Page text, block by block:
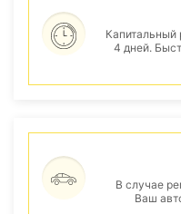
Капитальный
4 дней.
В случае
Ваш